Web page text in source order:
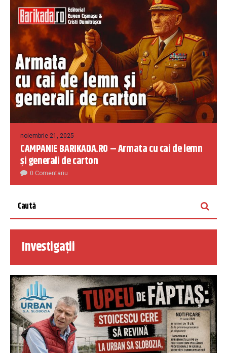
noiembrie 21, 2025
CAMPANIE BARIKADA.RO – Armata cu cai de lemn
și generali de carton
0 Comentariu
Investigații